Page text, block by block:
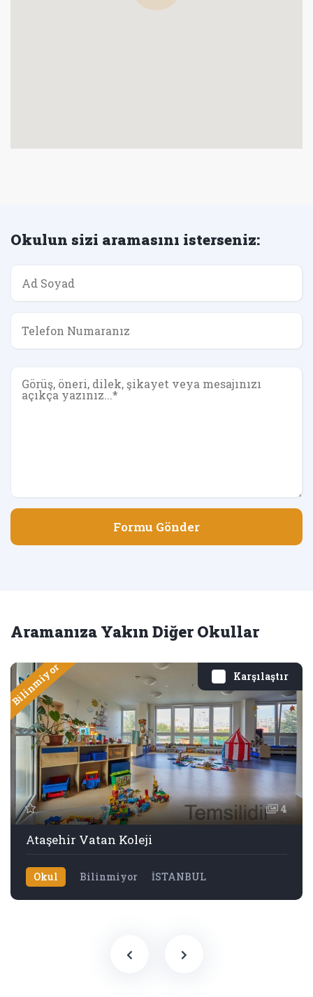
Okulun sizi aramasını isterseniz:
Formu Gönder
Aramanıza Yakın Diğer Okullar
Karşılaştır
Bilinmiyor
4
Ataşehir Vatan Koleji
Okul Bilinmiyor İSTANBUL